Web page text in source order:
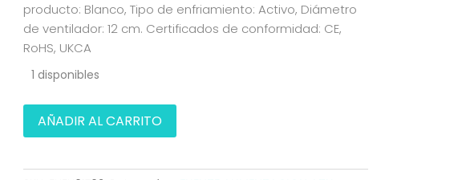
producto: Blanco, Tipo de enfriamiento: Activo, Diámetro
de ventilador: 12 cm. Certificados de conformidad: CE,
RoHS, UKCA
1 disponibles
FUENTE
ALIMENTACION
1000W
AÑADIR AL CARRITO